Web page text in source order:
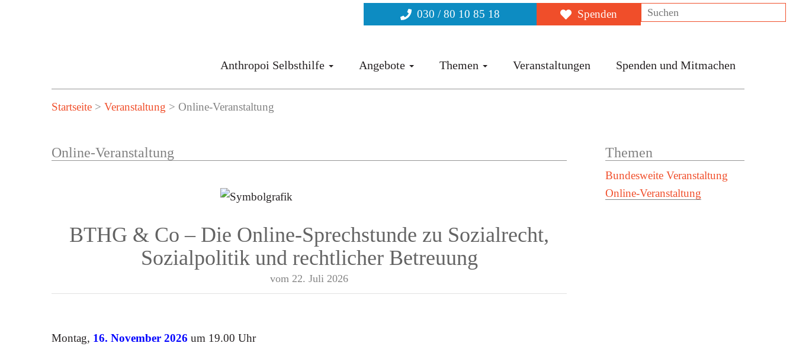
030 / 80 10 85 18 Spenden Suchen
Anthropoi Selbsthilfe Angebote Themen Veranstaltungen Spenden und Mitmachen
Startseite > Veranstaltung > Online-Veranstaltung
Online-Veranstaltung
BTHG & Co – Die Online-Sprechstunde zu Sozialrecht,
Sozialpolitik und rechtlicher Betreuung
vom 22. Juli 2026
Montag, 16. November 2026 um 19.00 Uhr
Themen
Bundesweite Veranstaltung
Online-Veranstaltung